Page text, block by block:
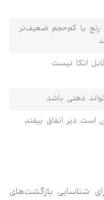
رِنج یا کم‌حجم ضعیف‌تر
اتکا نیست
ذهنی باشد
است دیر اتفاق بیفتد
شناسایی بازگشت‌های